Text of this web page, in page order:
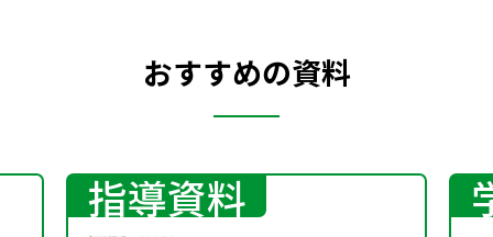
おすすめの資料
指導資料